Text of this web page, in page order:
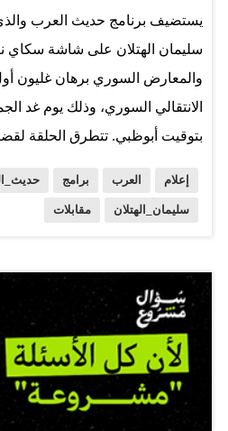
يستضيف برنامج حديث العرب والذي
سليمان الهتلان على شاشة سكاي
والمعارض السوري برهان غليون
الانتقالي السوري، وذلك يوم غد
بتوقيت أبوظبي. تتطرق الحلقة
ومنها وعلى وجه الخصوص الفراغ
الذي تواجهه الأقليات حيث سيتم
التي تصنع أزمة اجتماعية. ويسلط
المثقف الذي يتحول للعمل
المتردي الذي تمر به أغلب شعوب
تجربة برهان غليون باعتباره مثقفا
عالم السياسة. وسيتم تسليط
إعلام العرب برامج
سليمان_الهتلان مقابلات